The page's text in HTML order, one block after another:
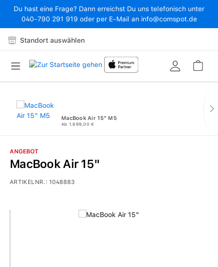
Zum Hauptinhalt springen
Du hast eine Frage? Dann erreichst Du uns telefonisch unter
040-790 291 919 oder per E-Mail an info@comspot.de
Standort auswählen
MacBook Air 15" M5
Ab 1.699,00 €
Bildergalerie überspringen
ANGEBOT
MacBook Air 15"
ARTIKELNR.:1048883